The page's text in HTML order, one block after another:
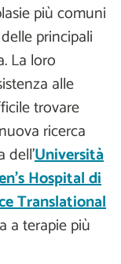
più comuni
principali
La loro
alle
trovare
ricerca
dell'Università
Hospital di
Translational
a terapie più